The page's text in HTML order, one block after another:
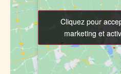
Cliquez pour
marketing et
Cliquez pour
marketing et